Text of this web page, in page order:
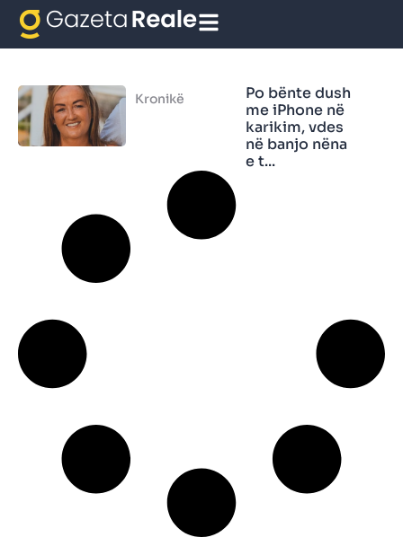
tel
Kronikë
Po bënte dush
me iPhone në
karikim, vdes
në banjo nëna
e t...